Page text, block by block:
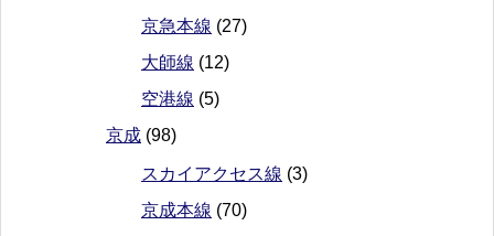
京急本線 (27)
大師線 (12)
空港線 (5)
京成 (98)
スカイアクセス線 (3)
京成本線 (70)